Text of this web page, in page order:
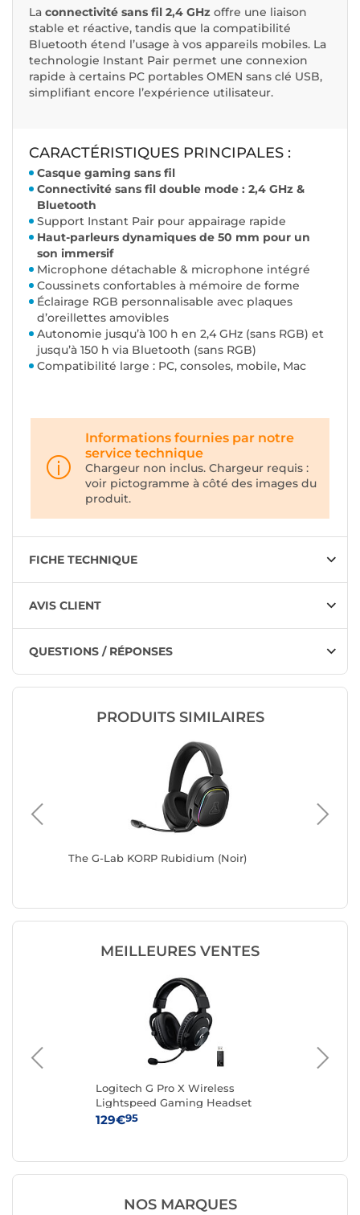
La connectivité sans fil 2,4 GHz offre une liaison
stable et réactive, tandis que la compatibilité
Bluetooth étend l’usage à vos appareils mobiles. La
technologie Instant Pair permet une connexion
rapide à certains PC portables OMEN sans clé USB,
simplifiant encore l’expérience utilisateur.
CARACTÉRISTIQUES PRINCIPALES :
Casque gaming sans fil
Connectivité sans fil double mode : 2,4 GHz &
Bluetooth
Support Instant Pair pour appairage rapide
Haut-parleurs dynamiques de 50 mm pour un
son immersif
Microphone détachable & microphone intégré
Coussinets confortables à mémoire de forme
Éclairage RGB personnalisable avec plaques
d’oreillettes amovibles
Autonomie jusqu’à 100 h en 2,4 GHz (sans RGB) et
jusqu’à 150 h via Bluetooth (sans RGB)
Compatibilité large : PC, consoles, mobile, Mac
Informations fournies par notre
service technique
Chargeur non inclus. Chargeur requis :
voir pictogramme à côté des images du
produit.
FICHE TECHNIQUE
AVIS CLIENT
QUESTIONS / RÉPONSES
PRODUITS SIMILAIRES
The G-Lab KORP Rubidium (Noir)
MEILLEURES VENTES
Logitech G Pro X Wireless
Lightspeed Gaming Headset
(Noir)
129€95
NOS MARQUES